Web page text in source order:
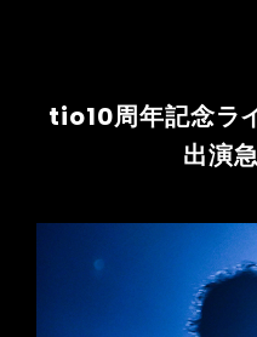
tio10周年記念ラ
出演